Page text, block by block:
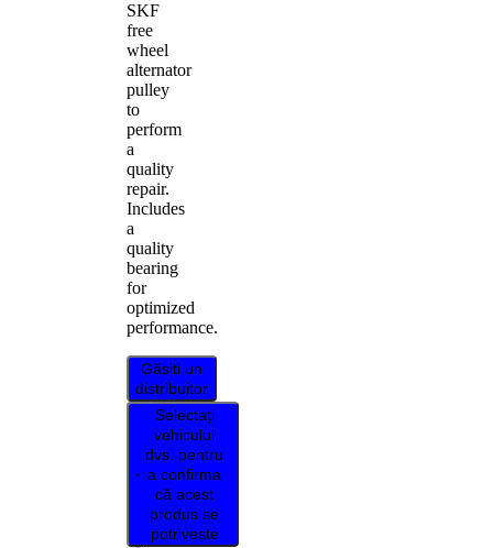
SKF
free
wheel
alternator
pulley
to
perform
a
quality
repair.
Includes
a
quality
bearing
for
optimized
performance.
Găsiți un
distribuitor
Selectați
vehiculul
dvs. pentru
a confirma
că acest
produs se
potrivește